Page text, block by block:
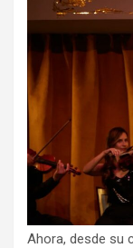
Ahora, desde su